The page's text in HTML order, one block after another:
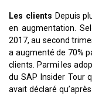
Les clients Depuis
en augmentation.
2017, au second
a augmenté de 70%
clients. Parmi les
du SAP Insider Tour
avait déclaré